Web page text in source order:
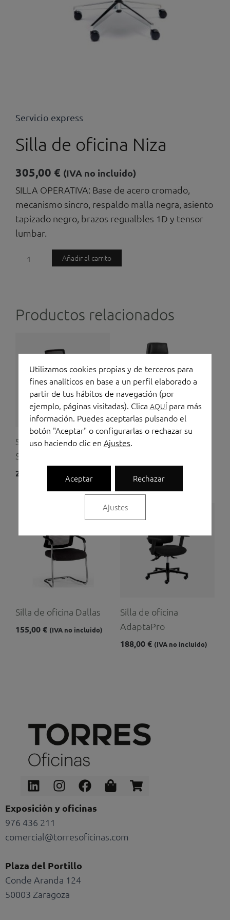
Servicio express
Silla de oficina Niza
305,00 € (IVA no incluido)
SILLA OPERATIVA: Base de acero cromado,
mecanismo sincro, respaldo malla negra, asiento
tapizado negro, brazos regualbles 1D y tensor
lumbar.
Silla
cantidad
Añadir al carrito
Productos relacionados
Silla de oficina
SignoPro
221,00
Silla de oficina Dublin
Silla de oficina Dallas
155,00€ (IVA no incluido)
Silla de oficina
AdaptaPro
188,00€ (IVA no incluido)
LinkedinInstagram
Facebook
Shopping-
bag
Shopping-
cart
Exposición y oficinas
976 436 211
comercial@torresoficinas.com
Plaza del Portillo
Conde Aranda 124
50003 Zaragoza
Utilizamos cookies propias y de terceros para
fines analíticos en base a un perfil elaborado a
partir de tus hábitos de navegación (por
ejemplo, páginas visitadas). Clica AQUÍpara más
información. Puedes aceptarlas pulsando el
botón "Aceptar" o configurarlas o rechazar su
uso haciendo clic en Ajustes.
Aceptar Rechazar
Ajustes